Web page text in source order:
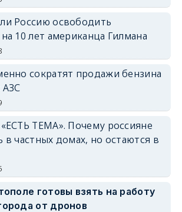
Россию освободить
10 лет американца Гилмана
сократят продажи бензина
АЗС
ТЕМА». Почему россияне
частных домах, но остаются в
готовы взять на работу
от дронов